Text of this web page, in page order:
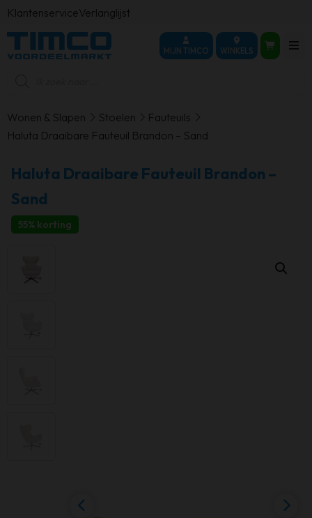
KlantenserviceVerlanglijst
MIJN TIMCO WINKELS
Wonen & Slapen Stoelen
Fauteuils
Haluta Draaibare Fauteuil Brandon – Sand
Haluta Draaibare Fauteuil Brandon –
Sand
55% korting